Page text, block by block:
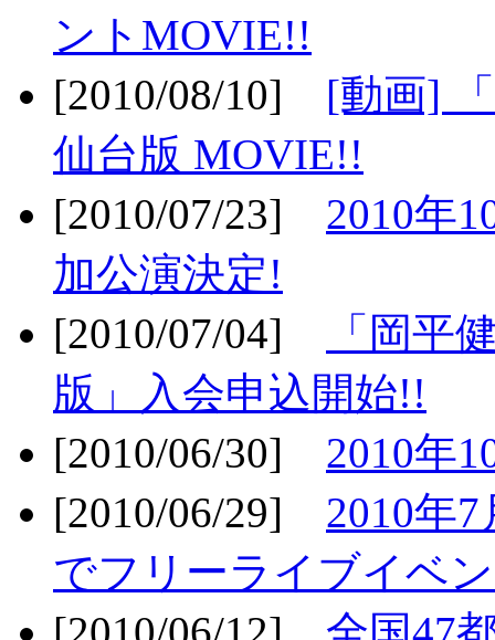
ントMOVIE!!
[2010/08/10] [動画]
仙台版 MOVIE!!
[2010/07/23] 2010年
加公演決定!
[2010/07/04]
「岡平
版」入会申込開始!!
[2010/06/30] 2010年
[2010/06/29] 2010年
でフリーライブイベ